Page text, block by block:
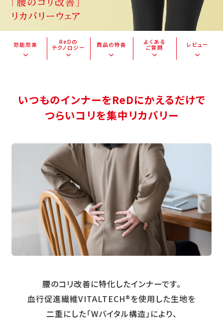
効能効果
ReDの
テクノロジー
商品の特長
よくある
ご質問
レビュー
いつものインナーをReDにかえるだけで
つらいコリを集中リカバリー
腰のコリ改善に特化したインナーです。
血行促進繊維VITALTECH®を使用した生地を
二重にした「Wバイタル構造」により、